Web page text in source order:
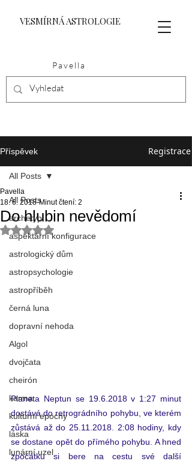
VESMÍRNÁ ASTROLOGIE
Pavella
Příspěvek Registrace
All Posts
archetyp
aspektární konfigurace
astrologický dům
astropsychologie
astropříběh
černá luna
dopravní nehoda
Algol
dvojčata
cheirón
karma
kulturní epochy
láska
lunární uzel
All Posts
Do hlubin nevědomí
Pavella
18. 6. 2018 Minut čtení: 2
Hodnoceno NaN z 5 hvězdiček.
Planeta Neptun se 19.6.2018 v 1:27 minut
dostává do retrográdního pohybu, ve kterém
zůstává až do 25.11.2018. 2:08 hodiny, kdy
se dostane opět do přímého pohybu. A hned
zpočátku si bere na cestu své další